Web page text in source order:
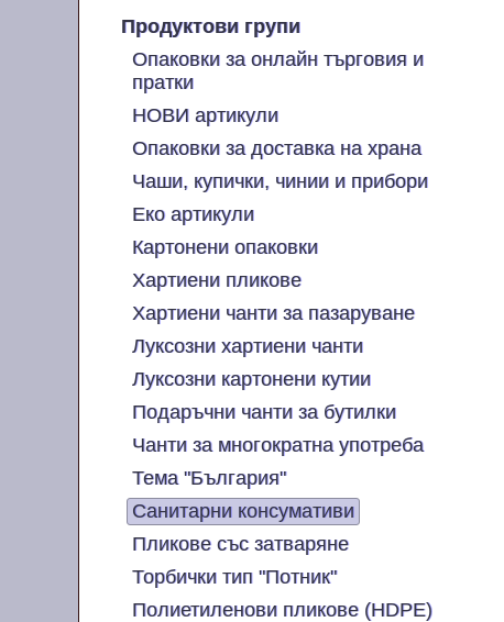
Продуктови групи
Опаковки за онлайн търговия и
пратки
НОВИ артикули
Опаковки за доставка на храна
Чаши, купички, чинии и прибори
Еко артикули
Картонени опаковки
Хартиени пликове
Хартиени чанти за пазаруване
Луксозни хартиени чанти
Луксозни картонени кутии
Подаръчни чанти за бутилки
Чанти за многократна употреба
Тема "България"
Санитарни консумативи
Пликове със затваряне
Торбички тип "Потник"
Полиетиленови пликове (HDPE)